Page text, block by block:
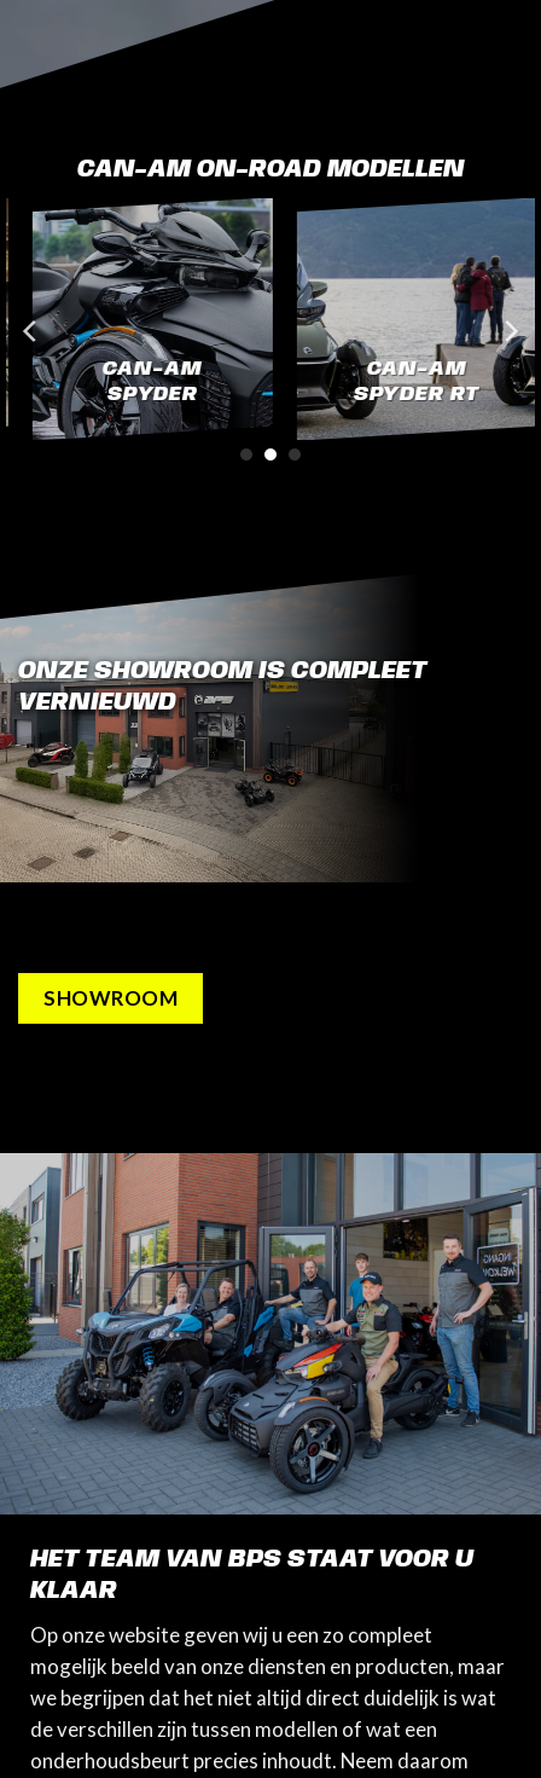
CAN-AMON-ROAD MODELLEN
CAN-AM
SPYDER
CAN-AM
SPYDER RT
ONZE SHOWROOM IS COMPLEET
VERNIEUWD
SHOWROOM
HET TEAM VAN BPS STAAT VOOR U
KLAAR
Op onze website geven wij u een zo compleet
mogelijk beeld van onze diensten en producten, maar
we begrijpen dat het niet altijd direct duidelijk is wat
de verschillen zijn tussen modellen of wat een
onderhoudsbeurt precies inhoudt. Neem daarom